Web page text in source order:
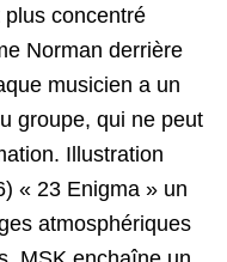
concentré
Norman derrière
musicien a un
groupe, qui ne peut
Illustration
« 23 Enigma » un
atmosphériques